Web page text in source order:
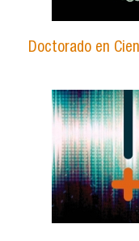
Doctorado en